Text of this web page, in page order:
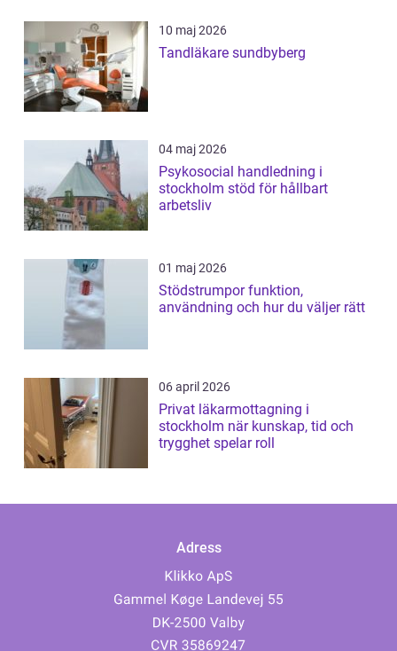
10 maj 2026
Tandläkare sundbyberg
04 maj 2026
Psykosocial handledning i
stockholm stöd för hållbart
arbetsliv
01 maj 2026
Stödstrumpor funktion,
användning och hur du väljer rätt
06 april 2026
Privat läkarmottagning i
stockholm när kunskap, tid och
trygghet spelar roll
Adress